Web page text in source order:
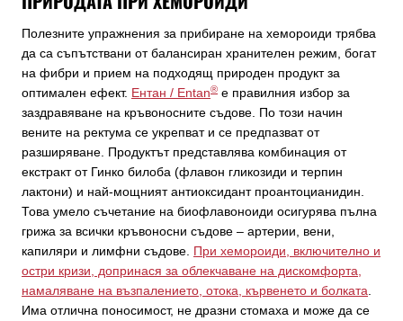
Полезните упражнения за прибиране на хемороиди трябва
да са съпътствани от балансиран хранителен режим, богат
на фибри и прием на подходящ природен продукт за
оптимален ефект. Ентан / Entan® е правилния избор за
заздравяване на кръвоносните съдове. По този начин
вените на ректума се укрепват и се предпазват от
разширяване. Продуктът представлява комбинация от
екстракт от Гинко билоба (флавон гликозиди и терпин
лактони) и най-мощният антиоксидант проантоцианидин.
Това умело съчетание на биофлавоноиди осигурява пълна
грижа за всички кръвоносни съдове – артерии, вени,
капиляри и лимфни съдове. При хемороиди, включително и
остри кризи, допринася за облекчаване на дискомфорта,
намаляване на възпалението, отока, кървенето и болката
Има отлична поносимост, не дразни стомаха и може да се